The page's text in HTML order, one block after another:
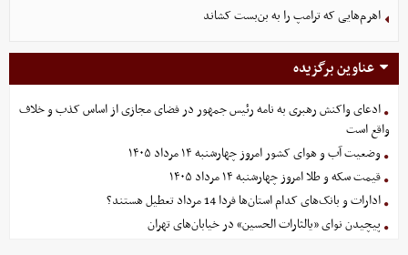
اهرم‌هایی که ترامپ را به بن‌بست کشاند
عناوین برگزیده
ادعای واکنش رهبری به نامه رئیس جمهور در فضای مجازی از اساس کذب و خلاف
واقع است
وضعیت آب و هوای کشور امروز چهارشنبه ۱۴ مرداد ۱۴۰۵
قیمت سکه و طلا امروز چهارشنبه ۱۴ مرداد ۱۴۰۵
ادارات و بانک‌های کدام استان‌ها فردا 14 مرداد تعطیل هستند؟
پیچیدن نوای «یالثارات الحسین» در خیابان‌های تهران